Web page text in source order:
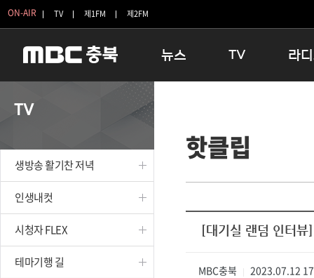
ON-AIR TV 제1FM 제2FM
뉴스
보은
옥천
TV
인생내컷
테마기행 길
시청자 FLEX
특집프로그램
종영프로그램
라
TV
생방송 활기찬 저녁
인생내컷
시청자 FLEX
테마기행 길
핫클립
[대기실 랜덤 인터
MBC충북 2023.07.12